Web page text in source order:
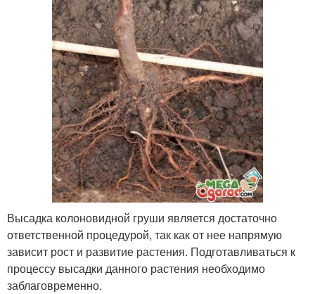
Высадка колоновидной груши является достаточно
ответственной процедурой, так как от нее напрямую
зависит рост и развитие растения. Подготавливаться к
процессу высадки данного растения необходимо
заблаговременно.